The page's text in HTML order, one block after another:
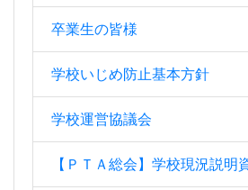
卒業生の皆様
学校いじめ防止基本方針
学校運営協議会
【ＰＴＡ総会】学校現況説明